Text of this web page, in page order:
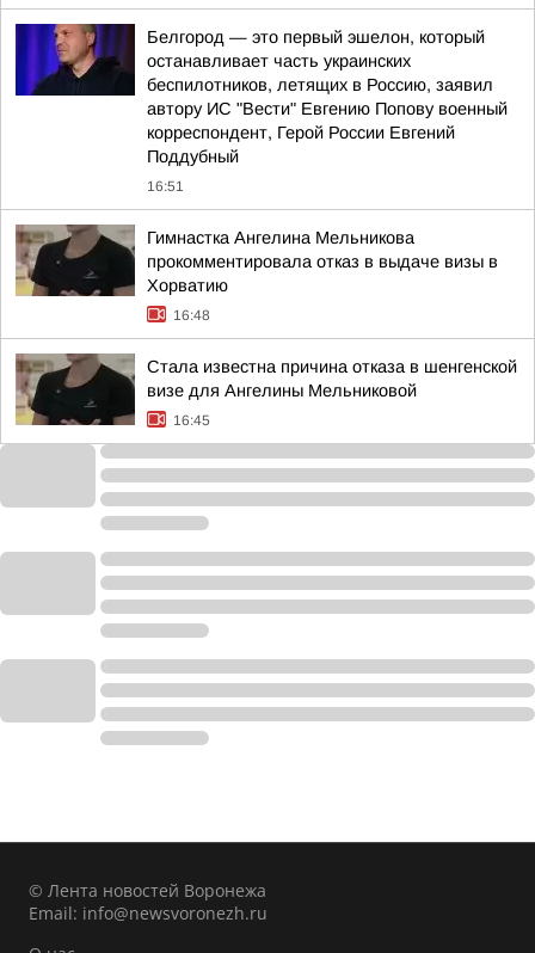
Белгород — это первый эшелон, который
останавливает часть украинских
беспилотников, летящих в Россию, заявил
автору ИС "Вести" Евгению Попову военный
корреспондент, Герой России Евгений
Поддубный
16:51
Гимнастка Ангелина Мельникова
прокомментировала отказ в выдаче визы в
Хорватию
16:48
Стала известна причина отказа в шенгенской
визе для Ангелины Мельниковой
16:45
© Лента новостей Воронежа
Email: info@newsvoronezh.ru